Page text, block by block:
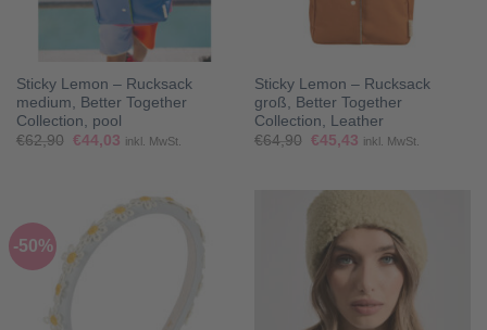
Sticky Lemon – Rucksack
medium, Better Together
Collection, pool
€62,90 Ursprünglicher
€44,03Aktueller
inkl. MwSt.
Sticky Lemon – Rucksack
groß, Better Together
Collection, Leather
€64,90 Ursprünglicher
€45,43Aktueller
inkl. MwSt.
-50%